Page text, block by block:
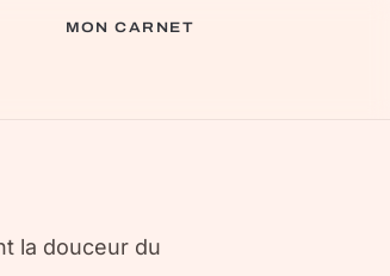
MON CARNET
la douceur du